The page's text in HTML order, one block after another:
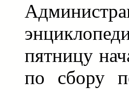
пятницу
по сбору